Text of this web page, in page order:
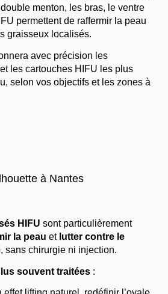
menton, les bras, le ventre
permettent de raffermir la peau
graisseux localisés.
avec précision les
les cartouches HIFU les plus
selon vos objectifs et les zones à
à Nantes
HIFU sont particulièrement
la peau et lutter contre le
, sans chirurgie ni injection.
souvent traitées :